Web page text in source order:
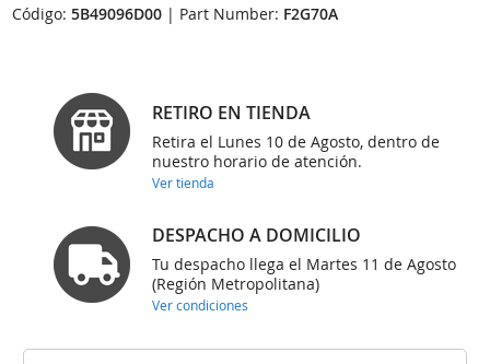
Código:5B49096D00 | Part Number: F2G70A
RETIRO EN TIENDA
Retira el Lunes 10 de Agosto, dentro de
nuestro horario de atención.
Ver tienda
DESPACHO A DOMICILIO
Tu despacho llega el Martes 11 de Agosto
(Región Metropolitana)
Ver condiciones